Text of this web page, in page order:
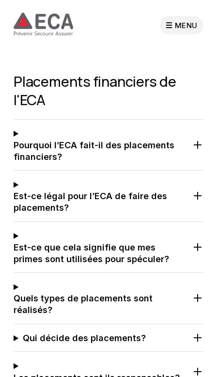
MENU
Entreprises
Collectivités publiques
Professionnels
Sapeurs-pompiers
Recherche
Contact
À propos de l'ECA
Placements financiers de
l'ECA
Pourquoi l’ECA fait-il des placements
financiers?
Est-ce légal pour l’ECA de faire des
placements?
Est-ce que cela signifie que mes
primes sont utilisées pour spéculer?
Quels types de placements sont
réalisés?
Qui décide des placements?